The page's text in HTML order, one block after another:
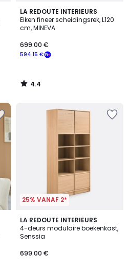
LA REDOUTE INTERIEURS
Eiken fineer scheidingsrek, L120
cm, MINEVA
594.15 €
699.00 €
4.4
/ 5
4.4
/
25% VANAF 2*
LA REDOUTE INTERIEURS
4-deurs modulaire boekenkast,
Senssia
699.00 €
5
/
5